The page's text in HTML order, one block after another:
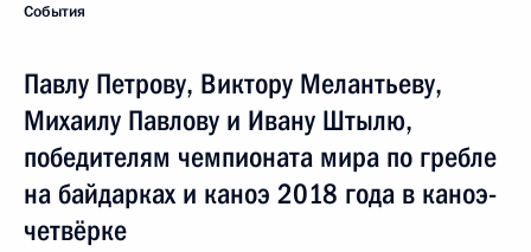
События
Павлу Петрову, Виктору Мелантьеву,
Михаилу Павлову и Ивану Штылю,
победителям чемпионата мира по гребле
на байдарках и каноэ 2018 года в каноэ-
четвёрке